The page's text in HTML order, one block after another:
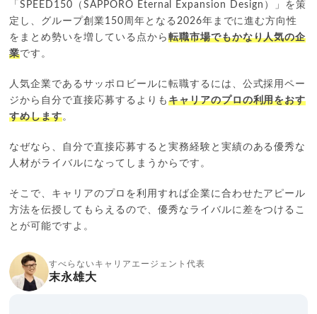
「SPEED150（SAPPORO Eternal Expansion Design）」を策
定し、グループ創業150周年となる2026年までに進む方向性
をまとめ勢いを増している点から 転職市場でもかなり人気の企
業です。
人気企業であるサッポロビールに転職するには、公式採用ペー
ジから自分で直接応募するよりも キャリアのプロの利用をおす
すめします。
なぜなら、自分で直接応募すると実務経験と実績のある優秀な
人材がライバルになってしまうからです。
そこで、キャリアのプロを利用すれば企業に合わせたアピール
方法を伝授してもらえるので、優秀なライバルに差をつけるこ
とが可能ですよ。
すべらないキャリアエージェント代表
末永雄大